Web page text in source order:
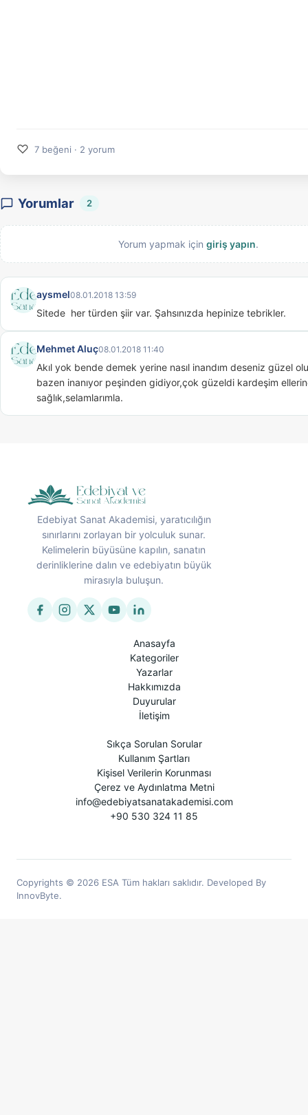
♡ 7 beğeni · 2 yorum
Yorumlar 2
Yorum yapmak için giriş yapın.
aysmel08.01.2018 13:59
Sitede  her türden şiir var. Şahsınızda hepinize tebrikler.
Mehmet Aluç08.01.2018 11:40
Akıl yok bende demek yerine nasıl inandım deseniz güzel
bazen inanıyor peşinden gidiyor,çok güzeldi kardeşim
sağlık,selamlarımla.
Edebiyat Sanat Akademisi, yaratıcılığın
sınırlarını zorlayan bir yolculuk sunar.
Kelimelerin büyüsüne kapılın, sanatın
derinliklerine dalın ve edebiyatın büyük
mirasıyla buluşun.
Anasayfa
Kategoriler
Yazarlar
Hakkımızda
Duyurular
İletişim
Sıkça Sorulan Sorular
Kullanım Şartları
Kişisel Verilerin Korunması
Çerez ve Aydınlatma Metni
info@edebiyatsanatakademisi.com
+90 530 324 11 85
Copyrights © 2026 ESA Tüm hakları saklıdır. Developed By
InnovByte.